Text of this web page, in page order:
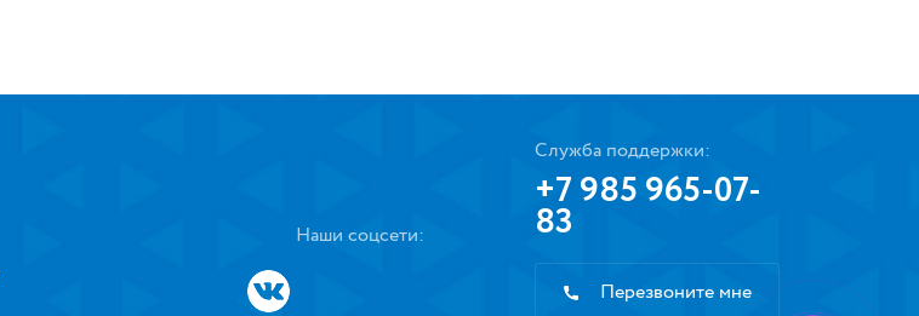
Наши соцсети:
Служба поддержки:
+7 985 965-07-
83
Перезвоните мне